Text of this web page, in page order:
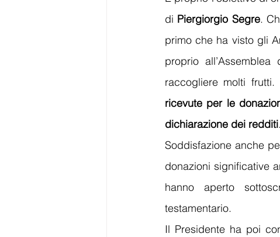
di Piergiorgio Segre.
primo che ha visto gli
proprio
raccogliere molti
ricevute per le
dichiarazione dei redditi.
Soddisfazione anche
donazioni significative
hanno aperto
testamentario.
Il Presidente ha poi